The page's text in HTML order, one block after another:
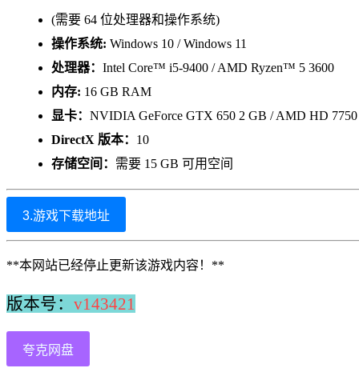
(需要 64 位处理器和操作系统)
操作系统: Windows 10 / Windows 11
处理器： Intel Core™ i5-9400 / AMD Ryzen™ 5 3600
内存: 16 GB RAM
显卡： NVIDIA GeForce GTX 650 2 GB / AMD HD
DirectX 版本： 10
存储空间： 需要 15 GB 可用空间
3.游戏下载地址
**本网站已经停止更新该游戏内容！**
版本号： v143421
夸克网盘